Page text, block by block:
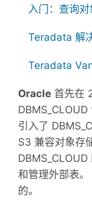
入门：查询
Teradata 解
Teradata
Oracle 首先在
引入了
S3 兼容对象存
和管理外部表
的。